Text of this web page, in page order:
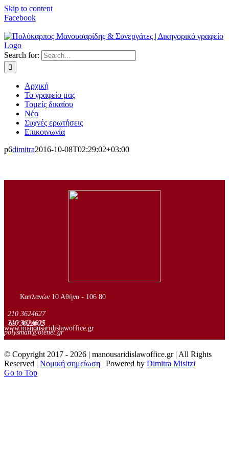
Skip to content
Facebook
Search for:
Αρχική
Το γραφείο μας
Τομείς δικαίου
Νέα
Συχνές ερωτήσεις
Επικοινωνία
p6dimitra2016-10-08T02:29:02+03:00
Καπλανών 10 Αθήνα - 106 80
210 3624627
210 3624625
6973022002
www.manousaridislawoffice.gr
polysman@otenet.gr
© Copyright 2017 - 2026 | manousaridislawoffice.gr | All Rights
Reserved | Νομική σημείωση | Powered by Dimitra Misitzi
Go to Top